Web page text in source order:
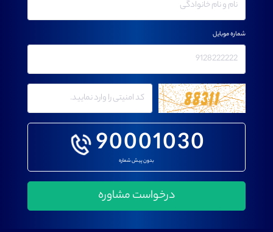
90001030
بدون پیش شماره
شماره موبایل